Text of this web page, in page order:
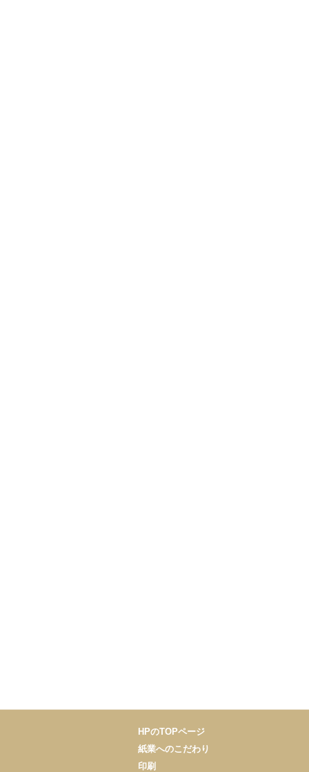
HPのTOPページ
紙業へのこだわり
印刷